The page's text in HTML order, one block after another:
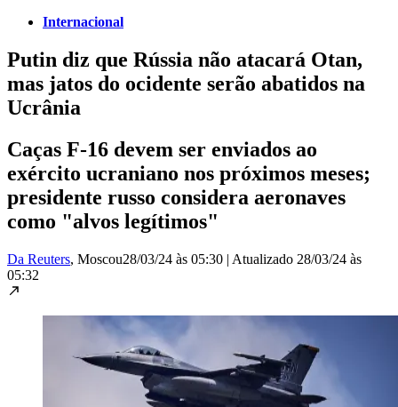
Internacional
Putin diz que Rússia não atacará Otan,
mas jatos do ocidente serão abatidos na
Ucrânia
Caças F-16 devem ser enviados ao
exército ucraniano nos próximos meses;
presidente russo considera aeronaves
como "alvos legítimos"
Da Reuters, Moscou28/03/24 às 05:30 | Atualizado 28/03/24 às
05:32